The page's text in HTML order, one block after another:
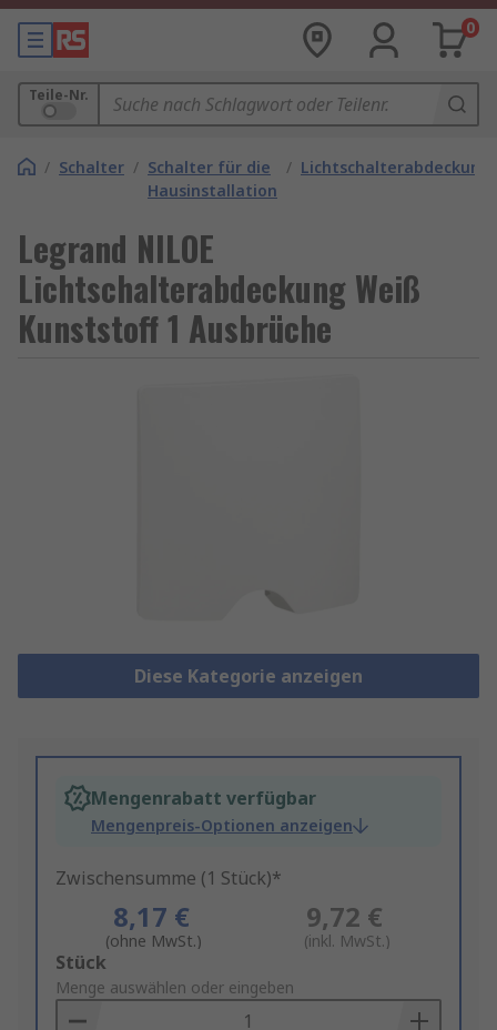
0
Teile-Nr.
/ Schalter / Schalter für die
Hausinstallation
/
Legrand NILOE
Lichtschalterabdeckung Weiß
Kunststoff 1 Ausbrüche
Diese Kategorie anzeigen
Mengenrabatt verfügbar
Mengenpreis-Optionen anzeigen
Zwischensumme (1 Stück)*
8,17 €
(ohne MwSt.)
9,72 €
(inkl. MwSt.)
Add
to
Basket
Stück
Menge auswählen oder eingeben